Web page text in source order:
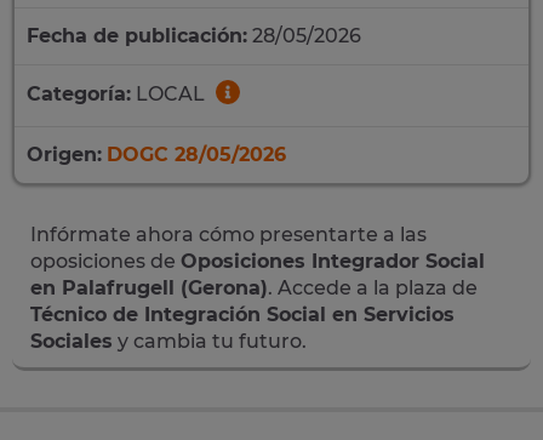
Fecha de publicación: 28/05/2026
Categoría: LOCAL
Origen: DOGC 28/05/2026
Infórmate ahora cómo presentarte a las
oposiciones de Oposiciones Integrador Social
en Palafrugell (Gerona). Accede a la plaza de
Técnico de Integración Social en Servicios
Sociales y cambia tu futuro.